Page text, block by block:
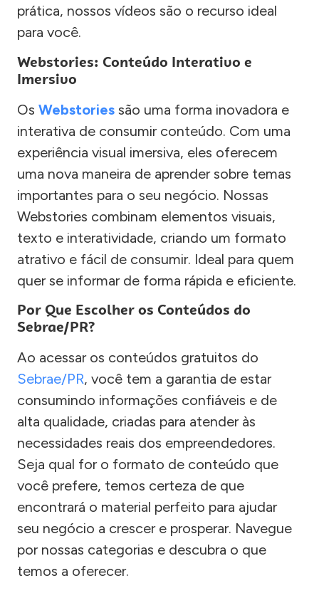
prática, nossos vídeos são o recurso ideal
para você.
Webstories: Conteúdo Interativo e
Imersivo
Os Webstories são uma forma inovadora e
interativa de consumir conteúdo. Com uma
experiência visual imersiva, eles oferecem
uma nova maneira de aprender sobre temas
importantes para o seu negócio. Nossas
Webstories combinam elementos visuais,
texto e interatividade, criando um formato
atrativo e fácil de consumir. Ideal para quem
quer se informar de forma rápida e eficiente.
Por Que Escolher os Conteúdos do
Sebrae/PR?
Ao acessar os conteúdos gratuitos do
Sebrae/PR, você tem a garantia de estar
consumindo informações confiáveis e de
alta qualidade, criadas para atender às
necessidades reais dos empreendedores.
Seja qual for o formato de conteúdo que
você prefere, temos certeza de que
encontrará o material perfeito para ajudar
seu negócio a crescer e prosperar. Navegue
por nossas categorias e descubra o que
temos a oferecer.